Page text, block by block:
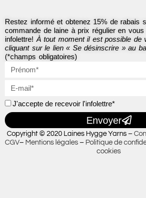
Restez informé et obtenez 15% de rabais
commande de laine à prix régulier en
infolettre! À tout moment il est possible de
cliquant sur le lien « Se désinscrire » au
(*champs obligatoires)
J'accepte de recevoir l'infolettre*
Envoyer
Copyright © 2020 Laines Hygge Yarns –
CGV– Mentions légales – Politique de
cookies